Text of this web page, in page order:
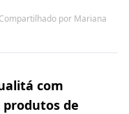
Compartilhado por Mariana
com
produtos de